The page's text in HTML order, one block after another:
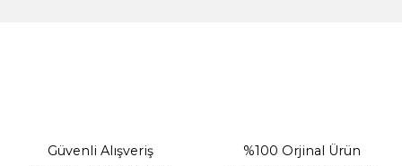
Güvenli Alışveriş %100 Orjinal Ürün